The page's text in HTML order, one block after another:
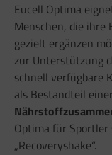
Eucell Optima
Menschen, die ihre
gezielt ergänzen
zur Unterstützung
schnell verfügbare
als Bestandteil einer
Optima für Sportler
„Recoveryshake“.